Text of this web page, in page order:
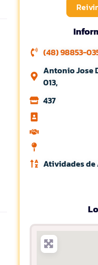
(48) 98853-
Antonio Jose
013,
437
Atividades